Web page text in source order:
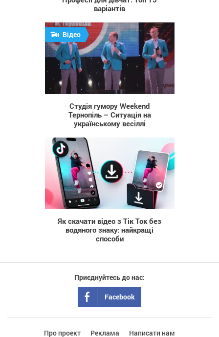
варіантів
558
Відео
Студія гумору Weekend
Тернопіль – Ситуація на
українському весіллі
Як скачати відео з Тік Ток без
водяного знаку: найкращі
способи
Приєднуйтесь до нас:
Facebook
Про проект Реклама Написати нам